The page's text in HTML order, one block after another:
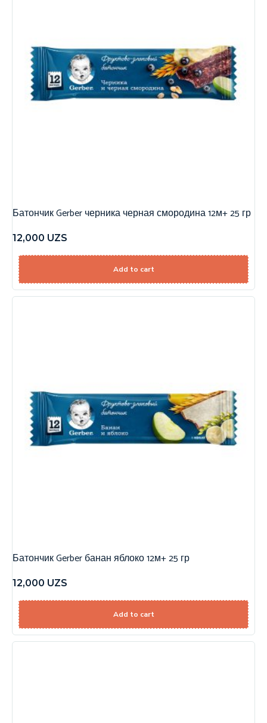
Батончик Gerber черника черная смородина 12м+ 25 гр
12,000 UZS
Add to cart
Батончик Gerber банан яблоко 12м+ 25 гр
12,000 UZS
Add to cart